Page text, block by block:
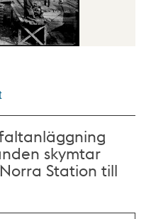
skymtar
Station till